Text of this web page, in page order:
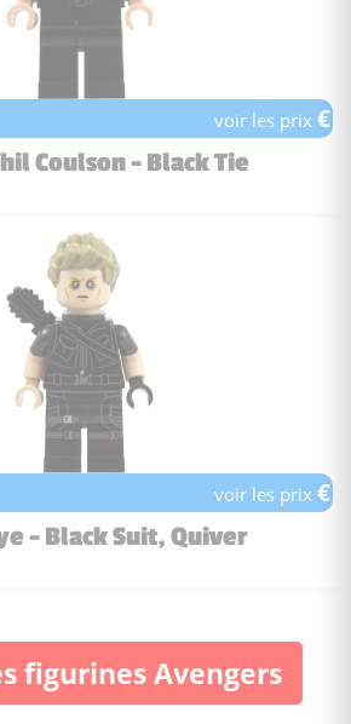
voir les prix€
Coulson - Black Tie
voir les prix€
- Black Suit, Quiver
figurines Avengers